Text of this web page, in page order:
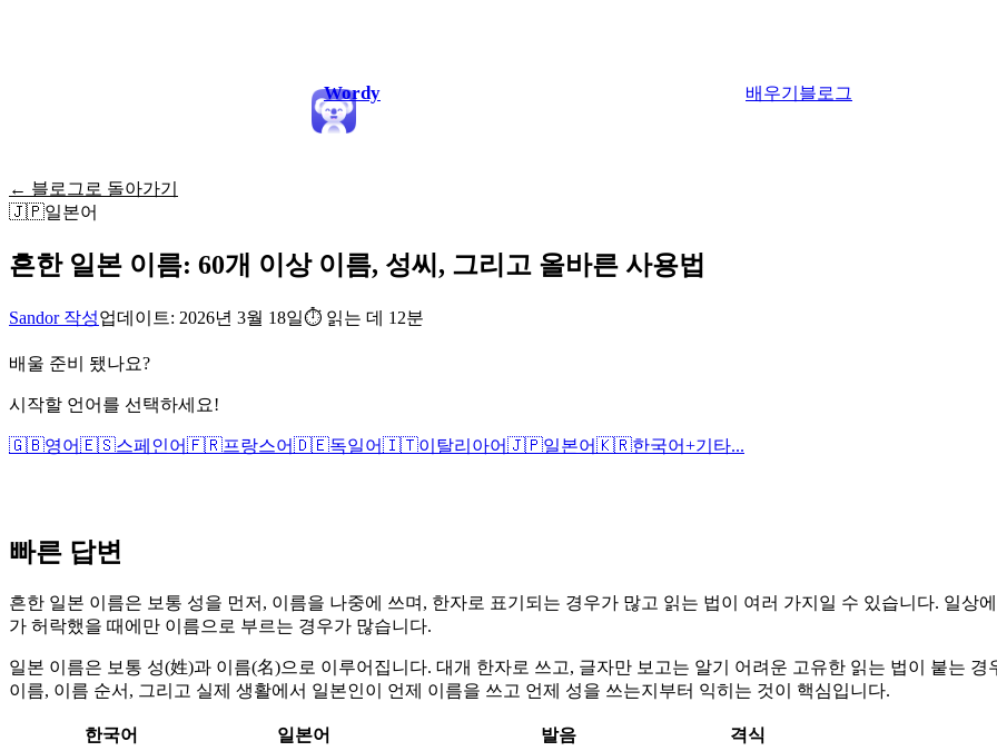
Wordy 배우기 블로그
← 블로그로 돌아가기
🇯🇵일본어
흔한 일본 이름: 60개 이상 이름, 성씨, 그리고 올바른 사용법
Sandor 작성업데이트: 2026년 3월 18일⏱ 읽는 데 12분
배울 준비 됐나요?
시작할 언어를 선택하세요!
🇬🇧영어🇪🇸스페인어🇫🇷프랑스어🇩🇪독일어🇮🇹이탈리아어🇯🇵일본어🇰🇷한국어+기타...
빠른 답변
흔한 일본 이름은 보통 성을 먼저, 이름을 나중에 쓰며, 한자로 표기되는 경우가 많고 읽는 법이 여러 가지일 수 있습니다. 일상
가 허락했을 때에만 이름으로 부르는 경우가 많습니다.
일본 이름은 보통 성(姓)과 이름(名)으로 이루어집니다. 대개 한자로 쓰고, 글자만 보고는 알기 어려운 고유한 읽는 법이 붙는
이름, 이름 순서, 그리고 실제 생활에서 일본인이 언제 이름을 쓰고 언제 성을 쓰는지부터 익히는 것이 핵심입니다.
한국어 일본어 발음
격식